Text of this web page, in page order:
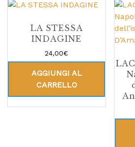
LA STESSA
INDAGINE
24,00€
AGGIUNGI AL
CARRELLO